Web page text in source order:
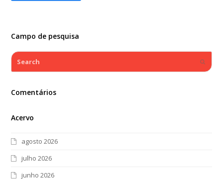
Campo de pesquisa
Search
Comentários
Acervo
agosto 2026
julho 2026
junho 2026